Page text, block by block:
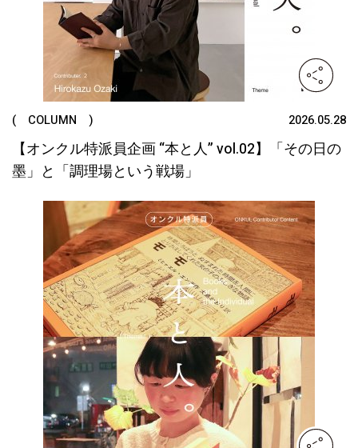
( COLUMN ) 2026.05.28
【オンクル特派員企画 “本と人” vol.02】「その日の
墨」と「調理場という戦場」